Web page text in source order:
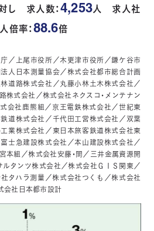
し 求人数： 4,253人 求人社
倍率： 88.6倍
／上尾市役所／木更津市役所／鎌ケ谷市
人日本測量協会／株式会社都市総合計画
道路株式会社／丸藤小林土木株式会社／
株式会社／株式会社ネクスコ・メンテナン
会社鹿熊組／京王電鉄株式会社／世紀東
道株式会社／千代田工営株式会社／双葉
業株式会社／東日本旅客鉄道株式会社東
士急建設株式会社／本山建設株式会社／
本組／株式会社安藤・間／三井金属資源開
タンツ株式会社／株式会社ＧＩＳ関東／
タハラ測量／株式会社つくも／株式会社
会社日本都市設計